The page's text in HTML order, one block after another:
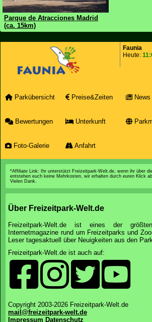
Parque de Atracciones Madrid
(ca. 15km)
Faunia
Heute:
Parkübersicht Preise&Zeiten News
Bewertungen Unterkunft
Foto-Galerie Anfahrt
*Affiliate Link: Ihr unterstützt Freizeitpark-Welt.de, wenn ihr über
entstehen euch keine Mehrkosten, wir erhalten durch euren Klick
Vielen Dank.
Über Freizeitpark-Welt.de
Freizeitpark-Welt.de ist eines der größten
Internetmagazine rund um Freizeitparks und
Leser tagesaktuell über Neuigkeiten aus den
Freizeitpark-Welt.de ist auch auf:
Copyright 2003-2026 Freizeitpark-Welt.de
mail@freizeitpark-welt.de
Impressum Datenschutz